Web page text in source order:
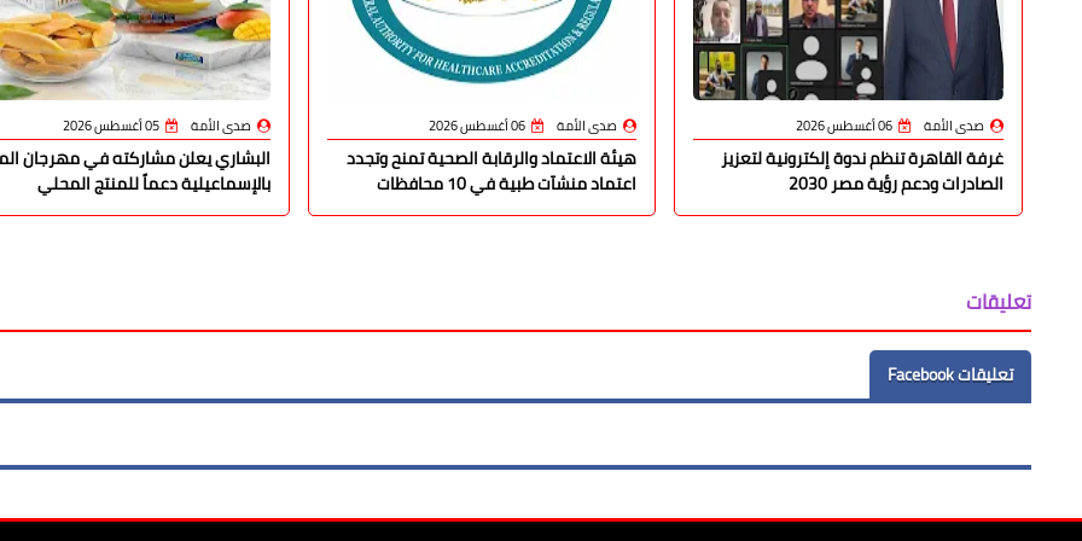
صدى الأمة 06 أغسطس 2026
غرفة القاهرة تنظم ندوة إلكترونية لتعزيز
الصادرات ودعم رؤية مصر 2030
صدى الأمة 06 أغسطس 2026
هيئة الاعتماد والرقابة الصحية تمنح وتجدد
اعتماد منشآت طبية في 10 محافظات
صدى الأمة 05 أغسطس 2026
البشاري يعلن مشاركته في مهرجان
بالإسماعيلية دعماً للمنتج المحلي
تعليقات
تعليقات Facebook